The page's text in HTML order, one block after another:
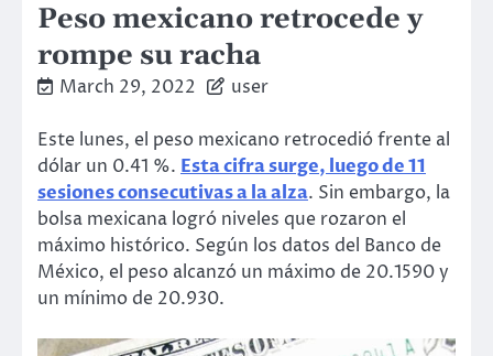
Peso mexicano retrocede y
rompe su racha
March 29, 2022 user
Este lunes, el peso mexicano retrocedió frente al
dólar un 0.41 %. Esta cifra surge, luego de 11
sesiones consecutivas a la alza. Sin embargo, la
bolsa mexicana logró niveles que rozaron el
máximo histórico. Según los datos del Banco de
México, el peso alcanzó un máximo de 20.1590 y
un mínimo de 20.930.